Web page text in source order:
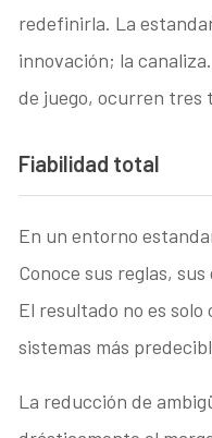
redefinirla. La
innovación; la
de juego, ocurren tres
Fiabilidad total
En un entorno
Conoce sus reglas,
El resultado no es solo
sistemas más
La reducción de